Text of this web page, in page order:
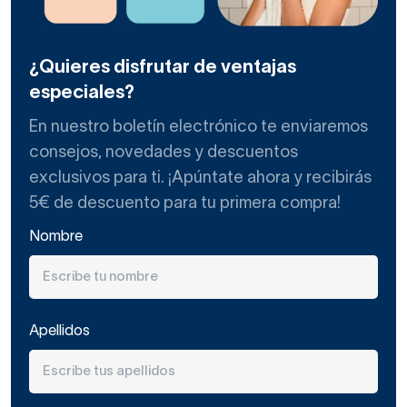
curvas más mini de las que se fabrican en el mercado, con
Mamparas de ducha
semicirculares de apertura
corredera
Los baños o aseos pequeños en los pisos son habituales y
para esos casos, son muchos los clientes que apuestan
por las
tenemos en Decorabaño son todas de apertura
Podrás tener un espacio de ducha estanco, resistente,
moderno y fácil de mantener si te decides por alguno de
los modelos que te ofrecemos en nuestra web.
¿Quieres disfrutar de ventajas
especiales?
En nuestro boletín electrónico te enviaremos
consejos, novedades y descuentos
exclusivos para ti. ¡Apúntate ahora y recibirás
5€ de descuento para tu primera compra!
Nombre
Apellidos